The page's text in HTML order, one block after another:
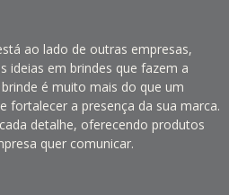
ao lado de outras empresas,
ideias em brindes que fazem a
é muito mais do que um
fortalecer a presença da sua marca.
detalhe, oferecendo produtos
quer comunicar.